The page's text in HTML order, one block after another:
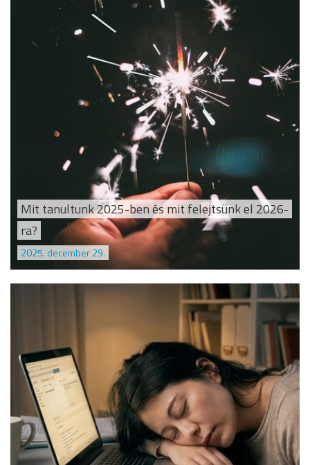
Mit tanultunk 2025-ben és mit felejtsünk el 2026-
ra?
2025. december 29.